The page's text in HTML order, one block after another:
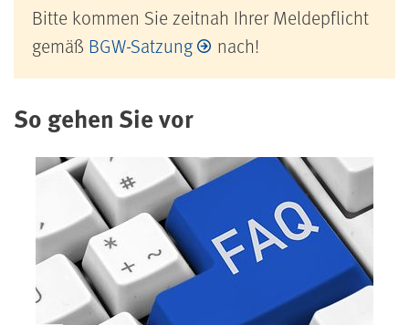
Bitte kommen Sie zeitnah Ihrer Meldepflicht
gemäß BGW-Satzung nach!
So gehen Sie vor